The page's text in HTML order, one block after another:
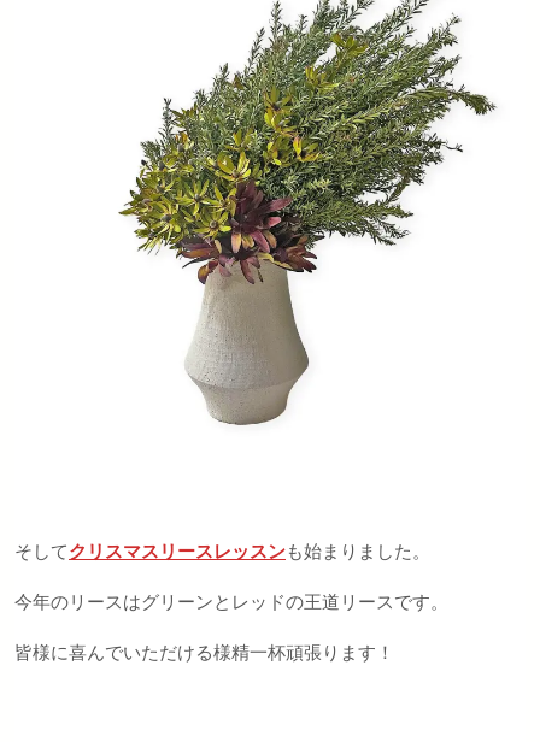
そしてクリスマスリースレッスンも始まりました。
今年のリースはグリーンとレッドの王道リースです。
皆様に喜んでいただける様精一杯頑張ります！